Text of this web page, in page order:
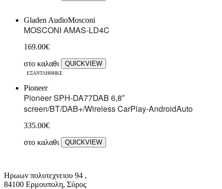
Gladen AudioMosconi
MOSCONI AMAS-LD4C
169.00€
στο καλαθι
QUICKVIEW
ΕΞΑΝΤΛΗΘΗΚΕ
Pioneer
Pioneer SPH-DA77DAB 6,8″
screen/BT/DAB+/Wireless CarPlay-AndroidAuto
335.00€
στο καλαθι
QUICKVIEW
Ηρωων πολυτεχνειου 94 ,
84100 Ερμουπολη, Σύρος